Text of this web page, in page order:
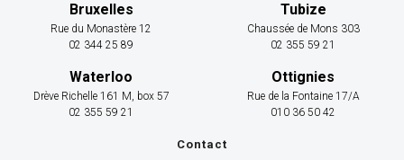
Bruxelles
Rue du Monastère 12
02 344 25 89
Tubize
Chaussée de Mons 303
02 355 59 21
Waterloo
Drève Richelle 161 M, box 57
02 355 59 21
Ottignies
Rue de la Fontaine 17/A
010 36 50 42
Contact